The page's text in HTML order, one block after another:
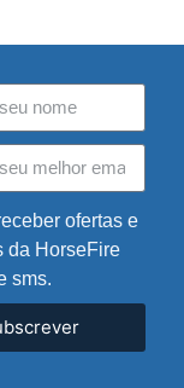
ofertas e
da HorseFire
sms.